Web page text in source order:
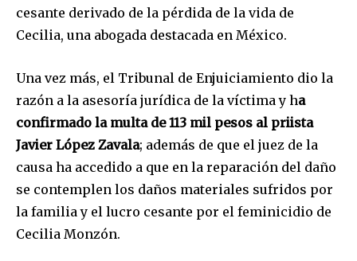
Para suscribirte, solo escribe tu dirección de correo eletrónico
y da click en el botón de "suscribir". No te preocupes,
SUSCRIBIR
Acepto laPolítica de Privacidad.
cesante derivado de la pérdida de la vida de
Cecilia, una abogada destacada en México.
Una vez más, el Tribunal de Enjuiciamiento dio la
razón a la asesoría jurídica de la víctima y ha
confirmado la multa de 113 mil pesos al priista
Javier López Zavala; además de que el juez de la
causa ha accedido a que en la reparación del daño
se contemplen los daños materiales sufridos por
la familia y el lucro cesante por el feminicidio de
Cecilia Monzón.